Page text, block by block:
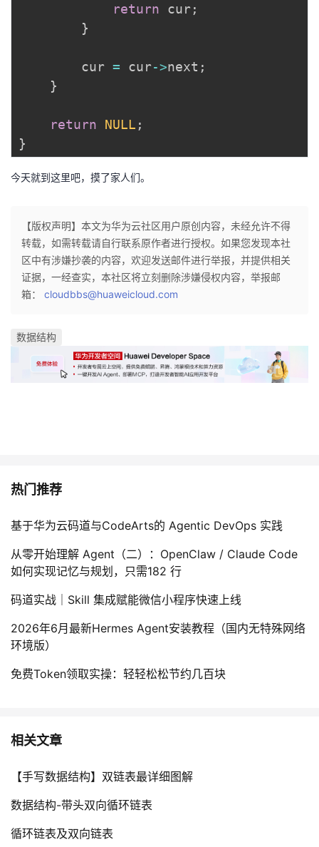
return cur;
}
		cur
= cur->next ;
}
return NULL ;
}
今天就到这里吧，摸了家人们。
【版权声明】本文为华为云社区用户原创内容，未经允许不得
转载，如需转载请自行联系原作者进行授权。如果您发现本社
区中有涉嫌抄袭的内容，欢迎发送邮件进行举报，并提供相关
证据，一经查实，本社区将立刻删除涉嫌侵权内容，举报邮
箱： cloudbbs@huaweicloud.com
数据结构
热门推荐
基于华为云码道与CodeArts的 Agentic DevOps 实践
从零开始理解 Agent（二）：OpenClaw / Claude Code
如何实现记忆与规划，只需182 行
码道实战｜Skill 集成赋能微信小程序快速上线
2026年6月最新Hermes Agent安装教程（国内无特殊网络
环境版）
免费Token领取实操：轻轻松松节约几百块
相关文章
【手写数据结构】双链表最详细图解
数据结构-带头双向循环链表
循环链表及双向链表